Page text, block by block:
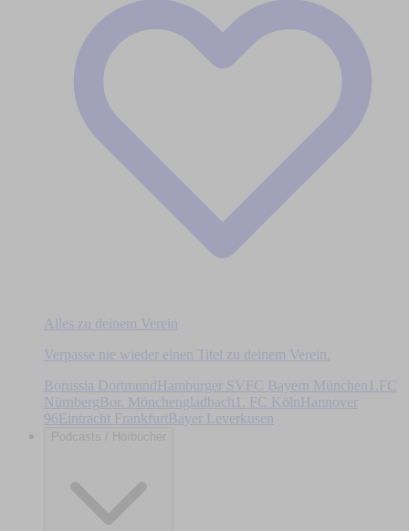
Alles zu deinem Verein
Verpasse nie wieder einen Titel zu deinem Verein.
Borussia DortmundHamburger SV FC Bayern München
1.FC
Nürnberg Bor. Mönchengladbach 1. FC Köln
Hannover
96Eintracht Frankfurt Bayer Leverkusen
Podcasts / Hörbücher